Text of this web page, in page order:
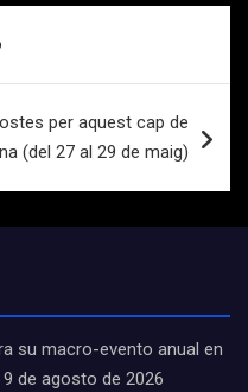
per aquest cap de
(del 27 al 29 de maig)
su macro-evento anual en
de agosto de 2026